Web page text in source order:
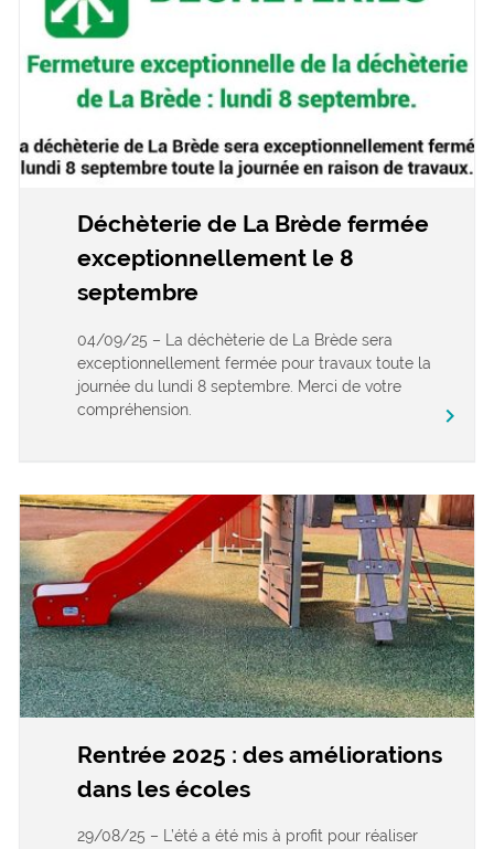
Déchèterie de La Brède fermée
exceptionnellement le 8
septembre
04/09/25 – La déchèterie de La Brède sera
exceptionnellement fermée pour travaux toute la
journée du lundi 8 septembre. Merci de votre
compréhension.
keyboard_arrow_right
Rentrée 2025 : des améliorations
dans les écoles
29/08/25 – L’été a été mis à profit pour réaliser